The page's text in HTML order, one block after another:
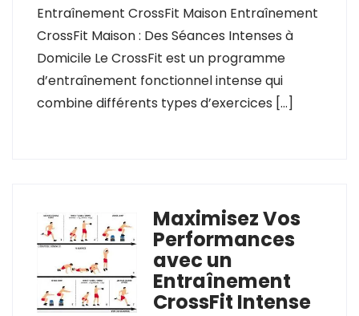
Entraînement CrossFit Maison Entraînement
CrossFit Maison : Des Séances Intenses à
Domicile Le CrossFit est un programme
d’entraînement fonctionnel intense qui
combine différents types d’exercices […]
Maximisez Vos
Performances
avec un
Entraînement
CrossFit Intense